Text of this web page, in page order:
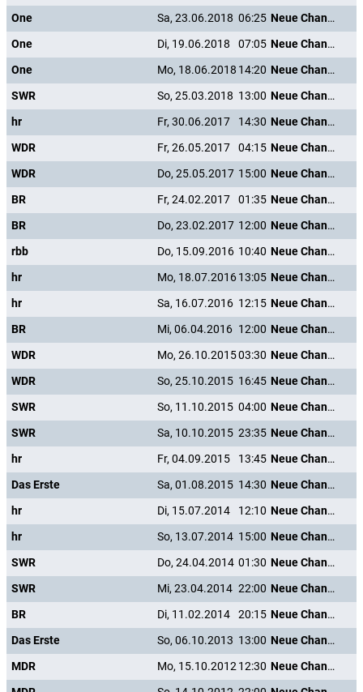
One
Sa, 23.06.2018 06:25
Neue Chance zum Glück
One
Di, 19.06.2018 07:05
Neue Chance zum Glück
One
Mo, 18.06.2018 14:20
Neue Chance zum Glück
SWR
So, 25.03.2018 13:00
Neue Chance zum Glück
hr
Fr, 30.06.2017 14:30
Neue Chance zum Glück
WDR
Fr, 26.05.2017 04:15
Neue Chance zum Glück
WDR
Do, 25.05.2017 15:00
Neue Chance zum Glück
BR
Fr, 24.02.2017 01:35
Neue Chance zum Glück
BR
Do, 23.02.2017 12:00
Neue Chance zum Glück
rbb
Do, 15.09.2016 10:40
Neue Chance zum Glück
hr
Mo, 18.07.201613:05
Neue Chance zum Glück
hr
Sa, 16.07.2016 12:15
Neue Chance zum Glück
BR
Mi, 06.04.2016 12:00
Neue Chance zum Glück
WDR
Mo, 26.10.201503:30
Neue Chance zum Glück
WDR
So, 25.10.2015 16:45
Neue Chance zum Glück
SWR
So, 11.10.2015 04:00
Neue Chance zum Glück
SWR
Sa, 10.10.2015 23:35
Neue Chance zum Glück
hr
Fr, 04.09.2015 13:45
Neue Chance zum Glück
Das Erste
Sa, 01.08.2015 14:30
Neue Chance zum Glück
hr
Di, 15.07.2014 12:10
Neue Chance zum Glück
hr
So, 13.07.2014 15:00
Neue Chance zum Glück
SWR
Do, 24.04.2014 01:30
Neue Chance zum Glück
SWR
Mi, 23.04.2014 22:00
Neue Chance zum Glück
BR
Di, 11.02.2014 20:15
Neue Chance zum Glück
Das Erste
So, 06.10.2013 13:00
Neue Chance zum Glück
MDR
Mo, 15.10.201212:30
Neue Chance zum Glück